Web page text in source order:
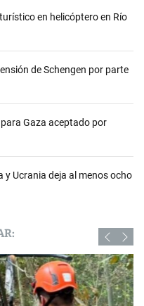
en helicóptero en Río
de Schengen por parte
Gaza aceptado por
y Ucrania deja al menos ocho